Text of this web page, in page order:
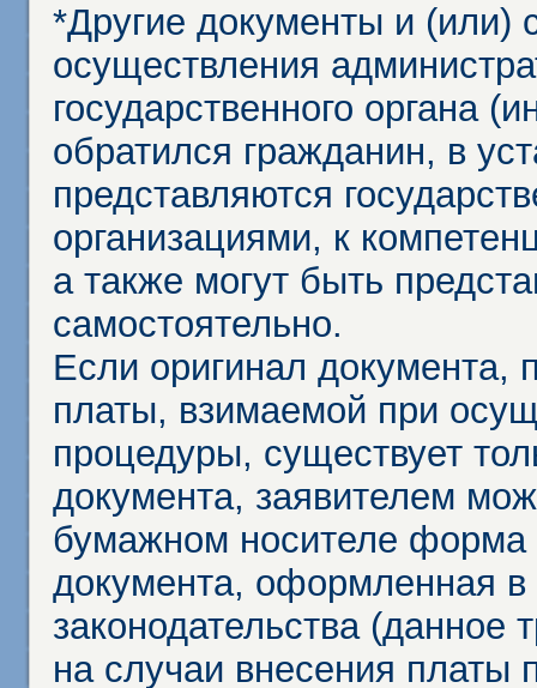
*Другие документы и (или)
осуществления
государственного органа
обратился гражданин, в
представляются
организациями, к
а также могут быть
самостоятельно.
Если оригинал документа,
платы, взимаемой при
процедуры, существует
документа, заявителем
бумажном носителе форма
документа, оформленная в
законодательства (данное
на случаи внесения платы